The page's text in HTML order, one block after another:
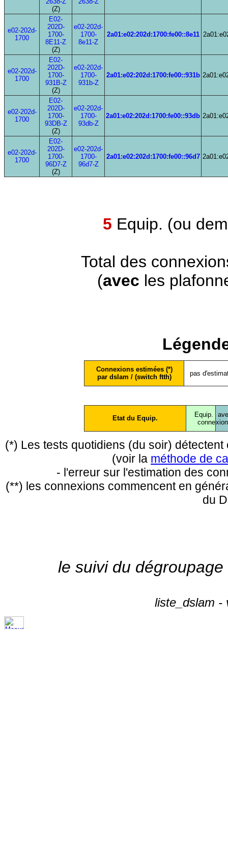
(Z)
e02-202d-
1700
E02-
202D-
1700-
8E11-Z
(Z)
e02-202d-
1700-
8e11-Z
2a01:e02:202d:1700:fe00::8e11
e02-202d-
1700
E02-
202D-
1700-
931B-Z
(Z)
e02-202d-
1700-
931b-Z
2a01:e02:202d:1700:fe00::931b
e02-202d-
1700
E02-
202D-
1700-
93DB-Z
(Z)
e02-202d-
1700-
93db-Z
2a01:e02:202d:1700:fe00::93db
e02-202d-
1700
E02-
202D-
1700-
96D7-Z
(Z)
e02-202d-
1700-
96d7-Z
2a01:e02:202d:1700:fe00::96d7
5 Equip. (ou
Total des
(avec les
Connexions estimées (*)
par dslam / (switch ftth)
pas
Etat du Equip.
Equip.
conne
(*) Les tests quotidiens (du soir)
(voir la méthode de
- l'erreur sur l'estimation des
(**) les connexions commencent en
du
le suivi du
liste_dslam -